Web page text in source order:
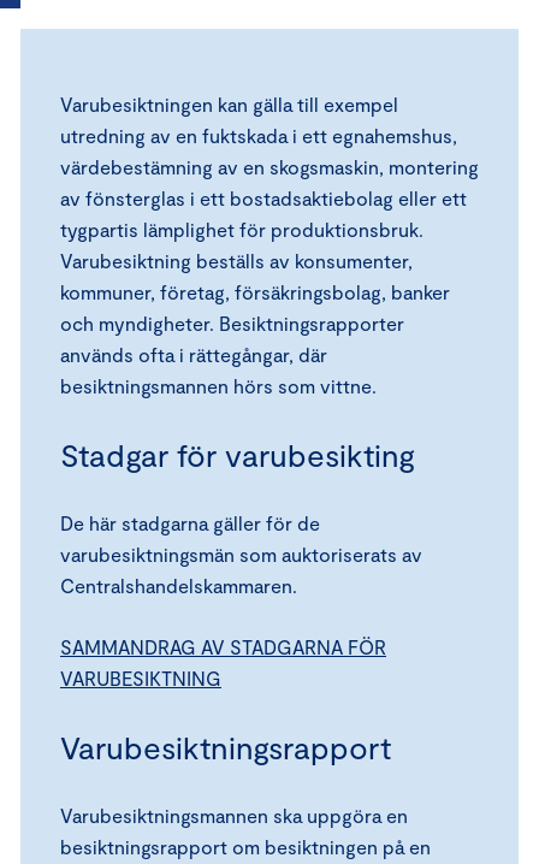
Varubesiktningen kan gälla till exempel
utredning av en fuktskada i ett egnahemshus,
värdebestämning av en skogsmaskin, montering
av fönsterglas i ett bostadsaktiebolag eller ett
tygpartis lämplighet för produktionsbruk.
Varubesiktning beställs av konsumenter,
kommuner, företag, försäkringsbolag, banker
och myndigheter. Besiktningsrapporter
används ofta i rättegångar, där
besiktningsmannen hörs som vittne.
Stadgar för varubesikting
De här stadgarna gäller för de
varubesiktningsmän som auktoriserats av
Centralshandelskammaren.
SAMMANDRAG AV STADGARNA FÖR
VARUBESIKTNING
Varubesiktningsrapport
Varubesiktningsmannen ska uppgöra en
besiktningsrapport om besiktningen på en